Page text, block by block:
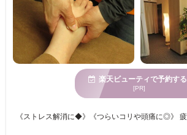
楽天ビューティで予約する
[PR]